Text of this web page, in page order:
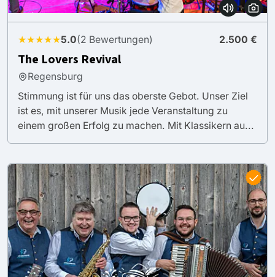
★★★★★5.0(2 Bewertungen) 2.500 €
The Lovers Revival
Regensburg
Stimmung ist für uns das oberste Gebot. Unser Ziel
ist es, mit unserer Musik jede Veranstaltung zu
einem großen Erfolg zu machen. Mit Klassikern au...